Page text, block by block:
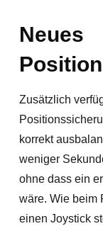
Neues
Zusätzlich
korrekt
weniger
ohne dass ein
wäre. Wie beim
einen Joystick